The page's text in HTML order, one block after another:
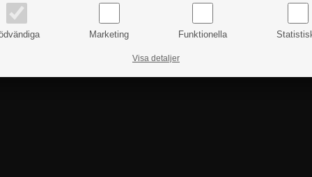
Marketing Funktionella
Visa detaljer